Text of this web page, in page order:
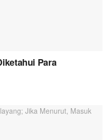
Para